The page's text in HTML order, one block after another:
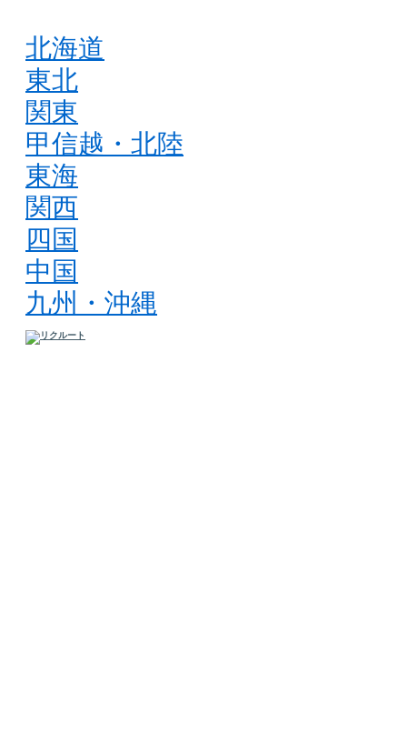
北海道
東北
関東
甲信越・北陸
東海
関西
四国
中国
九州・沖縄